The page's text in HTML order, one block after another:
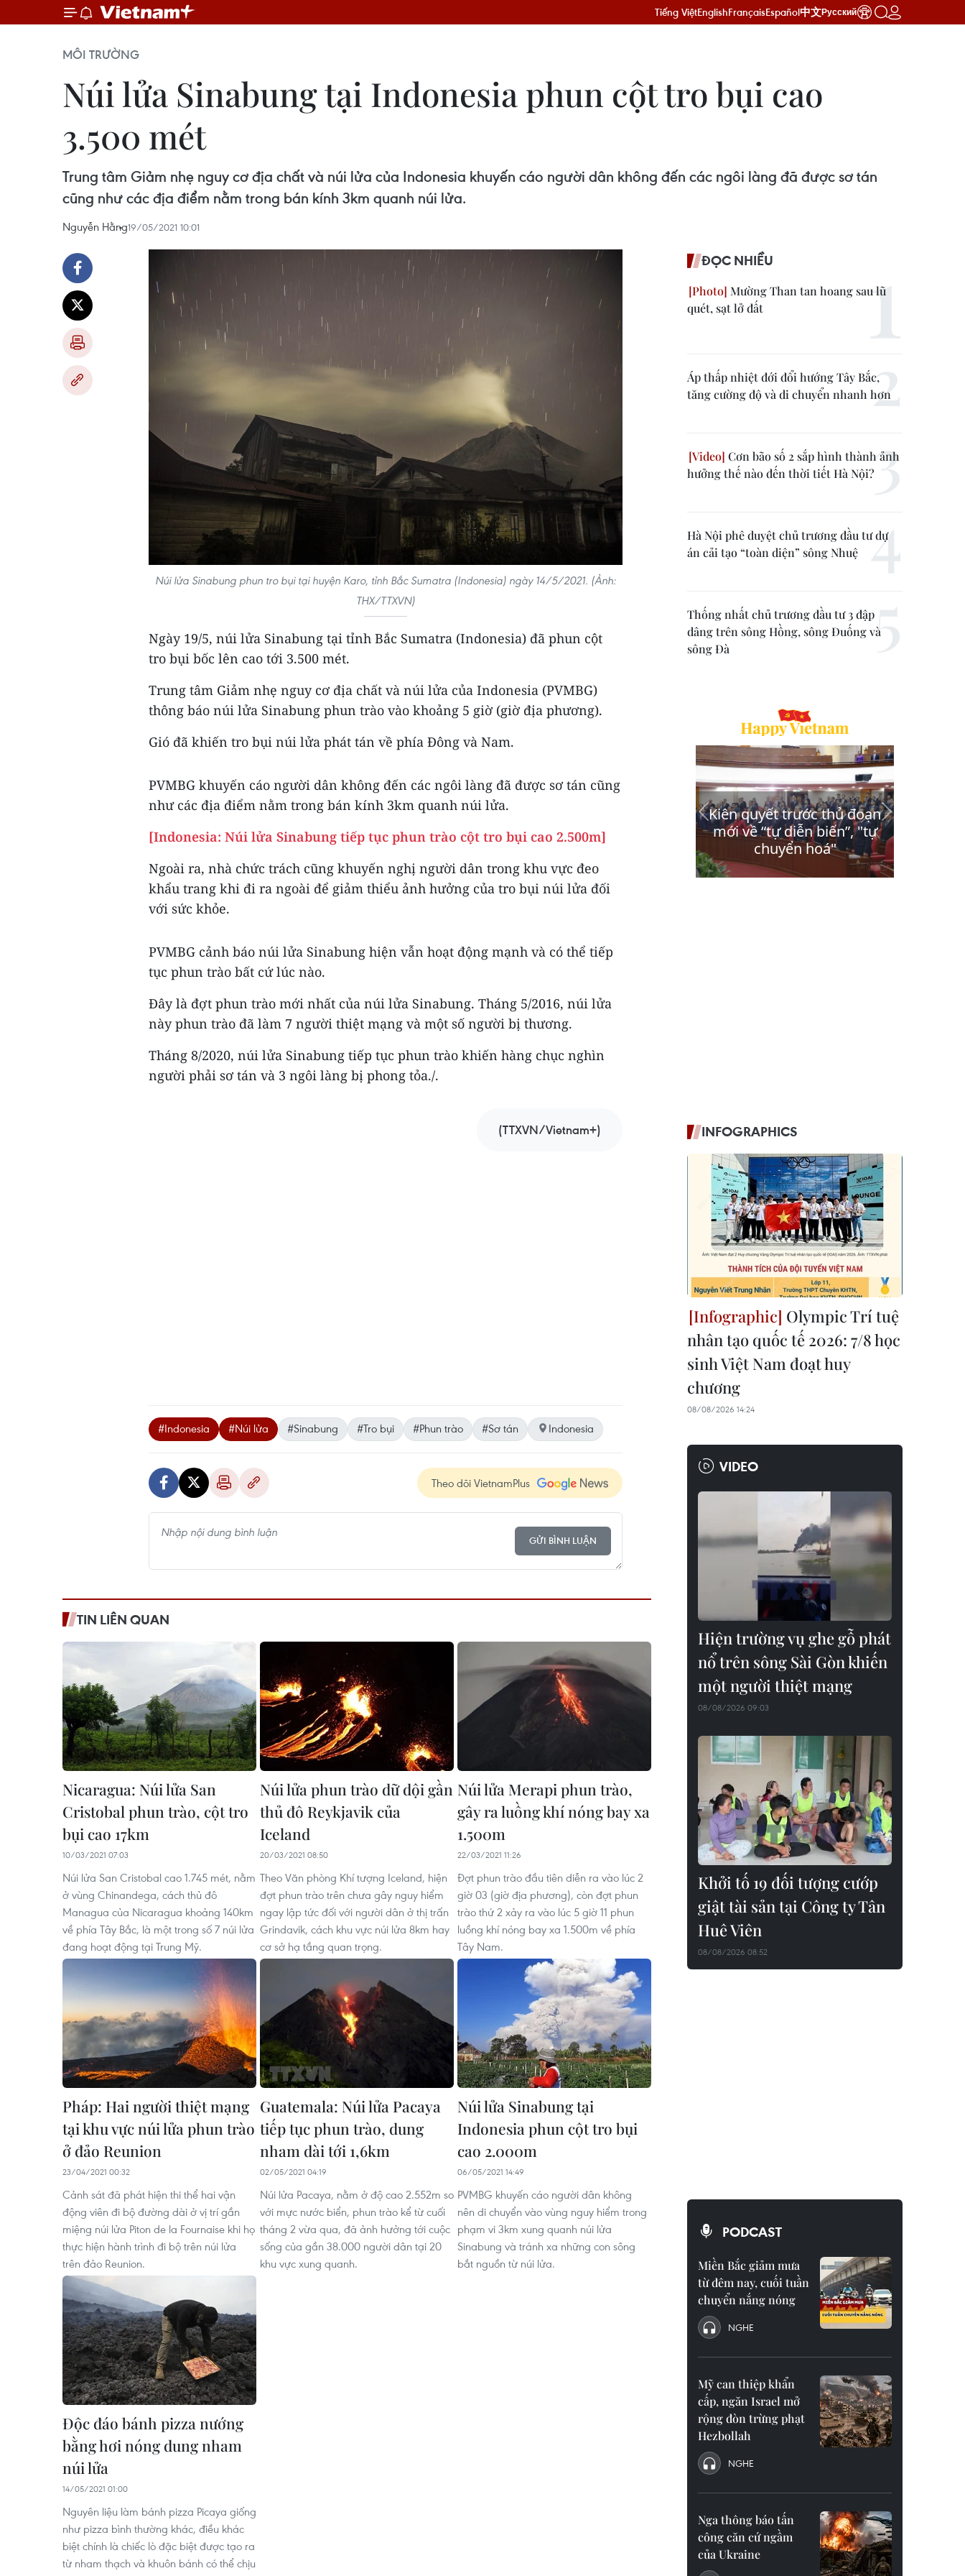
Tiếng ViệtEnglishFrançaisEspañol中文Русский
MÔI TRƯỜNG
Núi lửa Sinabung tại Indonesia phun cột tro bụi cao
3.500 mét
Trung tâm Giảm nhẹ nguy cơ địa chất và núi lửa của Indonesia khuyến cáo người dân không đến các ngôi làng đã được sơ tán
cũng như các địa điểm nằm trong bán kính 3km quanh núi lửa.
Nguyễn Hằng19/05/2021 10:01
Núi lửa Sinabung phun tro bụi tại huyện Karo, tỉnh Bắc Sumatra (Indonesia) ngày 14/5/2021. (Ảnh:
THX/TTXVN)
Ngày 19/5, núi lửa Sinabung tại tỉnh Bắc Sumatra (Indonesia) đã phun cột
tro bụi bốc lên cao tới 3.500 mét.
Trung tâm Giảm nhẹ nguy cơ địa chất và núi lửa của Indonesia (PVMBG)
thông báo núi lửa Sinabung phun trào vào khoảng 5 giờ (giờ địa phương).
Gió đã khiến tro bụi núi lửa phát tán về phía Đông và Nam.
PVMBG khuyến cáo người dân không đến các ngôi làng đã được sơ tán cũng
như các địa điểm nằm trong bán kính 3km quanh núi lửa.
[Indonesia: Núi lửa Sinabung tiếp tục phun trào cột tro bụi cao 2.500m]
Ngoài ra, nhà chức trách cũng khuyến nghị người dân trong khu vực đeo
khẩu trang khi đi ra ngoài để giảm thiểu ảnh hưởng của tro bụi núi lửa đối
với sức khỏe.
PVMBG cảnh báo núi lửa Sinabung hiện vẫn hoạt động mạnh và có thể tiếp
tục phun trào bất cứ lúc nào.
Đây là đợt phun trào mới nhất của núi lửa Sinabung. Tháng 5/2016, núi lửa
này phun trào đã làm 7 người thiệt mạng và một số người bị thương.
Tháng 8/2020, núi lửa Sinabung tiếp tục phun trào khiến hàng chục nghìn
người phải sơ tán và 3 ngôi làng bị phong tỏa./.
(TTXVN/Vietnam+)
#Indonesia #Núi lửa #Sinabung #Tro bụi #Phun trào #Sơ tán Indonesia
Theo dõi VietnamPlus
GỬI BÌNH LUẬN
TIN LIÊN QUAN
Nicaragua: Núi lửa San
Cristobal phun trào, cột tro
bụi cao 17km
10/03/2021 07:03
Núi lửa San Cristobal cao 1.745 mét, nằm
ở vùng Chinandega, cách thủ đô
Managua của Nicaragua khoảng 140km
về phía Tây Bắc, là một trong số 7 núi lửa
đang hoạt động tại Trung Mỹ.
Núi lửa phun trào dữ dội gần
thủ đô Reykjavik của
Iceland
20/03/2021 08:50
Theo Văn phòng Khí tượng Iceland, hiện
đợt phun trào trên chưa gây nguy hiểm
ngay lập tức đối với người dân ở thị trấn
Grindavik, cách khu vực núi lửa 8km hay
cơ sở hạ tầng quan trọng.
Núi lửa Merapi phun trào,
gây ra luồng khí nóng bay xa
1.500m
22/03/2021 11:26
Đợt phun trào đầu tiên diễn ra vào lúc 2
giờ 03 (giờ địa phương), còn đợt phun
trào thứ 2 xảy ra vào lúc 5 giờ 11 phun
luồng khí nóng bay xa 1.500m về phía
Tây Nam.
Pháp: Hai người thiệt mạng
tại khu vực núi lửa phun trào
ở đảo Reunion
23/04/2021 00:32
Cảnh sát đã phát hiện thi thể hai vận
động viên đi bộ đường dài ở vị trí gần
miệng núi lửa Piton de la Fournaise khi họ
thực hiện hành trình đi bộ trên núi lửa
trên đảo Reunion.
Guatemala: Núi lửa Pacaya
tiếp tục phun trào, dung
nham dài tới 1,6km
02/05/2021 04:19
Núi lửa Pacaya, nằm ở độ cao 2.552m so
với mực nước biển, phun trào kể từ cuối
tháng 2 vừa qua, đã ảnh hưởng tới cuộc
sống của gần 38.000 người dân tại 20
khu vực xung quanh.
Núi lửa Sinabung tại
Indonesia phun cột tro bụi
cao 2.000m
06/05/2021 14:49
PVMBG khuyến cáo người dân không
nên di chuyển vào vùng nguy hiểm trong
phạm vi 3km xung quanh núi lửa
Sinabung và tránh xa những con sông
bắt nguồn từ núi lửa.
Độc đáo bánh pizza nướng
bằng hơi nóng dung nham
núi lửa
14/05/2021 01:00
Nguyên liệu làm bánh pizza Picaya giống
như pizza bình thường khác, điều khác
biệt chính là chiếc lò đặc biệt được tạo ra
từ nham thạch và khuôn bánh có thể chịu
ĐỌC NHIỀU
Mường Than tan hoang sau lũ
quét, sạt lở đất
Áp thấp nhiệt đới đổi hướng Tây Bắc,
tăng cường độ và di chuyển nhanh hơn
Cơn bão số 2 sắp hình thành ảnh
hưởng thế nào đến thời tiết Hà Nội?
Hà Nội phê duyệt chủ trương đầu tư dự
án cải tạo “toàn diện” sông Nhuệ
Thống nhất chủ trương đầu tư 3 đập
dâng trên sông Hồng, sông Đuống và
sông Đà
INFOGRAPHICS
Olympic Trí tuệ
nhân tạo quốc tế 2026: 7/8 học
sinh Việt Nam đoạt huy
chương
08/08/2026 14:24
VIDEO
Hiện trường vụ ghe gỗ phát
nổ trên sông Sài Gòn khiến
một người thiệt mạng
08/08/2026 09:03
Khởi tố 19 đối tượng cướp
giật tài sản tại Công ty Tân
Huê Viên
08/08/2026 08:52
PODCAST
Miền Bắc giảm mưa
từ đêm nay, cuối tuần
chuyển nắng nóng
NGHE
Mỹ can thiệp khẩn
cấp, ngăn Israel mở
rộng đòn trừng phạt
Hezbollah
NGHE
Nga thông báo tấn
công căn cứ ngầm
của Ukraine